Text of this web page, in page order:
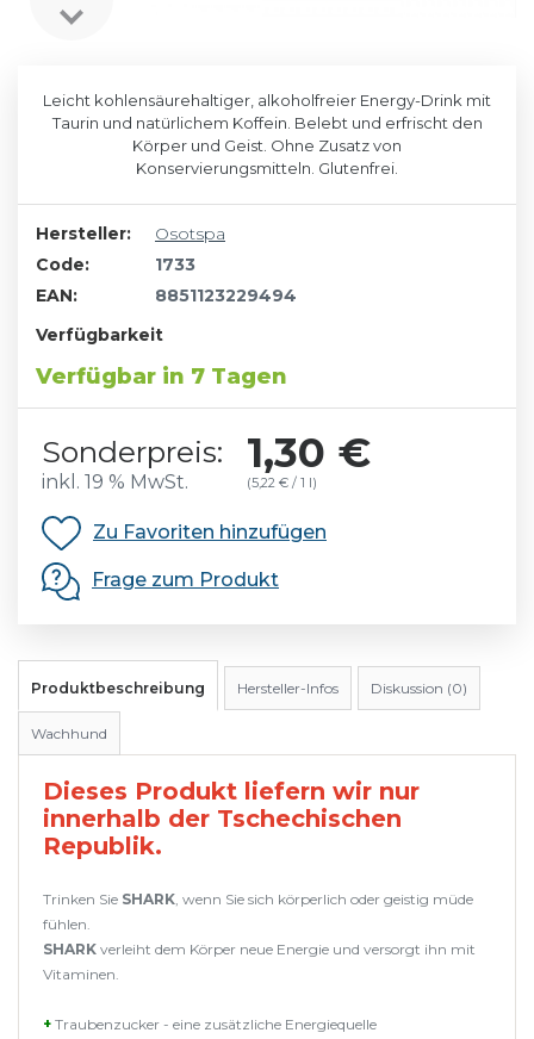
Leicht kohlensäurehaltiger, alkoholfreier Energy-Drink mit
Taurin und natürlichem Koffein. Belebt und erfrischt den
Körper und Geist. Ohne Zusatz von
Konservierungsmitteln. Glutenfrei.
Hersteller:
Osotspa
Code:
1733
EAN:
8851123229494
Verfügbarkeit
Verfügbar in 7 Tagen
Sonderpreis: 1,30 €
inkl. 19 % MwSt. (5,22 € / 1 l)
Zu Favoriten hinzufügen
Frage zum Produkt
Produktbeschreibung Hersteller-Infos Diskussion (0)
Wachhund
Dieses Produkt liefern wir nur
innerhalb der Tschechischen
Republik.
Trinken Sie SHARK, wenn Sie sich körperlich oder geistig müde
fühlen.
SHARK verleiht dem Körper neue Energie und versorgt ihn mit
Vitaminen.
+ Traubenzucker - eine zusätzliche Energiequelle